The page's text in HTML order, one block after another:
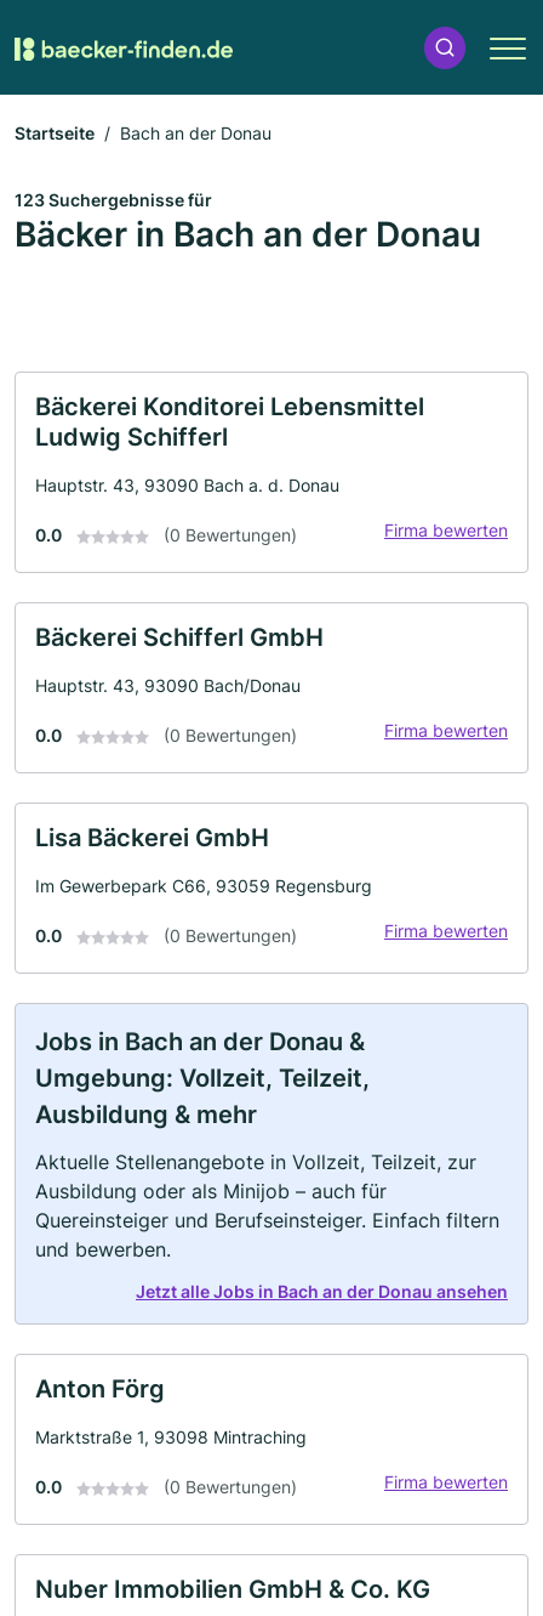
Startseite Bach an der Donau
123 Suchergebnisse für
Bäcker in Bach an der Donau
Bäckerei Konditorei Lebensmittel
Ludwig Schifferl
Hauptstr. 43, 93090 Bach a. d. Donau
0.0 (0 Bewertungen) Firma bewerten
Bäckerei Schifferl GmbH
Hauptstr. 43, 93090 Bach/Donau
0.0 (0 Bewertungen) Firma bewerten
Lisa Bäckerei GmbH
Im Gewerbepark C66, 93059 Regensburg
0.0 (0 Bewertungen) Firma bewerten
Jobs in Bach an der Donau &
Umgebung: Vollzeit, Teilzeit,
Ausbildung & mehr
Aktuelle Stellenangebote in Vollzeit, Teilzeit, zur
Ausbildung oder als Minijob – auch für
Quereinsteiger und Berufseinsteiger. Einfach filtern
und bewerben.
Jetzt alle Jobs in Bach an der Donau ansehen
Anton Förg
Marktstraße 1, 93098 Mintraching
0.0 (0 Bewertungen) Firma bewerten
Nuber Immobilien GmbH & Co. KG